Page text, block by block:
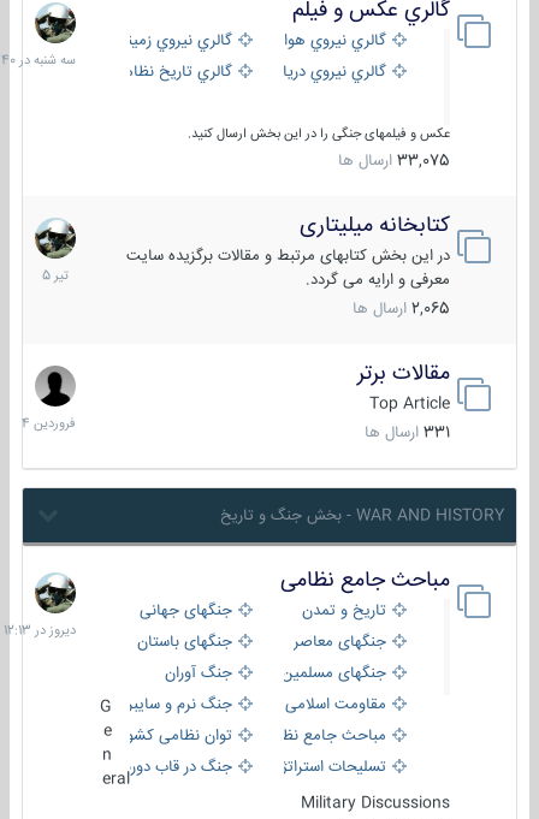
گالري عكس و فيلم
گالري نيروي هوايي
گالري نيروي زميني
گالري نيروي دريايي
گالري تاریخ نظامی
عکس و فیلمهای جنگی را در این بخش ارسال کنید.
33,075 ارسال ها
سه
شنبه
در
کتابخانه میلیتاری
در این بخش کتابهای مرتبط و مقالات برگزیده سایت
معرفی و ارایه می گردد.
2,065 ارسال ها
16
تیر
1405
مقالات برتر
Top Article
331 ارسال ها
29
فروردین
1404
WAR AND HISTORY - بخش جنگ و تاریخ
مباحث جامع نظامی
تاریخ و تمدن
جنگهای جهانی
جنگهای معاصر
جنگهای باستان
جنگهای مسلمین
جنگ آوران
مقاومت اسلامی
جنگ نرم و سایبری
مباحث جامع نظامی
توان نظامی کشورها
تسلیحات استراتژیک
جنگ در قاب دوربین
eral
Military Discussions
دیروز
در
12:13